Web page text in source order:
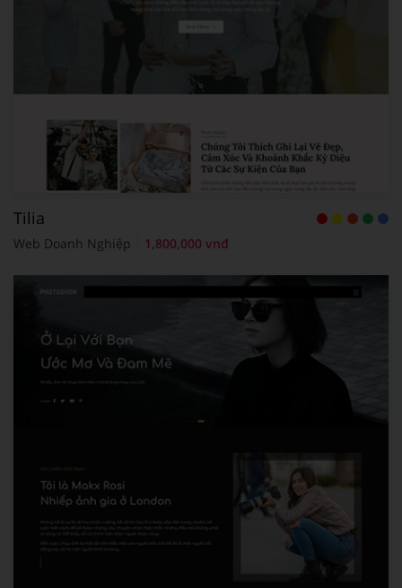
Tilia
Web Doanh Nghiệp 1,800,000 vnđ